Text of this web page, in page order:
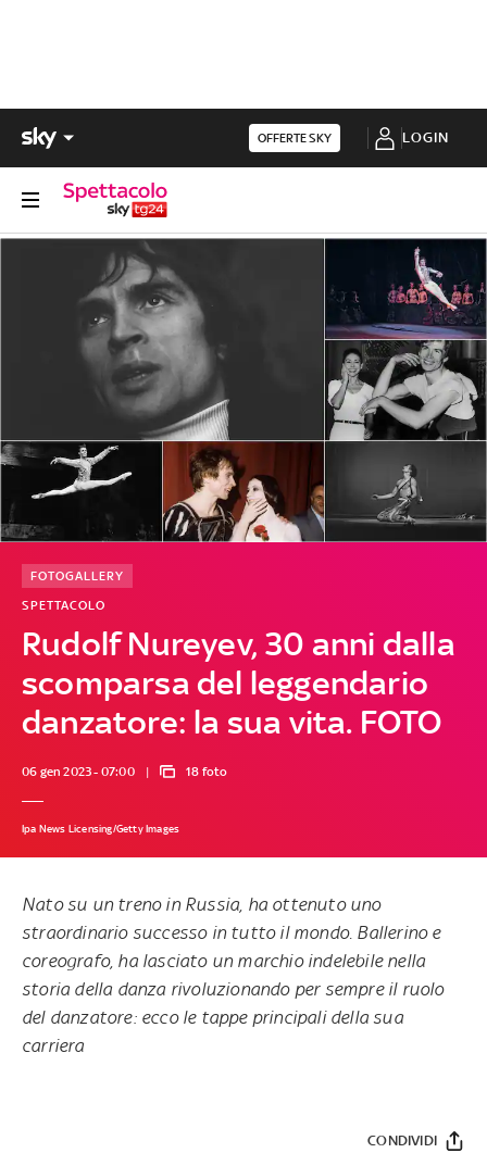
OFFERTE SKY LOGIN
Rudolf Nureyev, 30 anni dalla
scomparsa del leggendario
danzatore: la sua vita. FOTO
SPETTACOLO
FOTOGALLERY
06 gen 2023 - 07:00 18 foto
Ipa News Licensing/Getty Images
Nato su un treno in Russia, ha ottenuto uno
straordinario successo in tutto il mondo. Ballerino e
coreografo, ha lasciato un marchio indelebile nella
storia della danza rivoluzionando per sempre il ruolo
del danzatore: ecco le tappe principali della sua
carriera
CONDIVIDI